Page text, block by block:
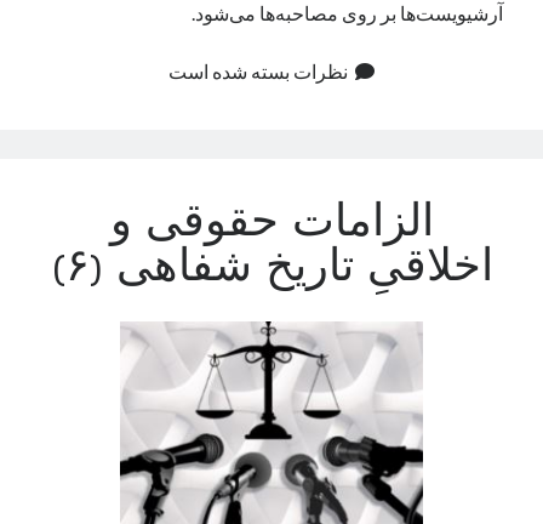
آرشیویست‌ها بر روی مصاحبه‌ها می‌شود.
نظرات بسته شده است
الزامات حقوقی و
اخلاقیِ تاریخ شفاهی (۶)